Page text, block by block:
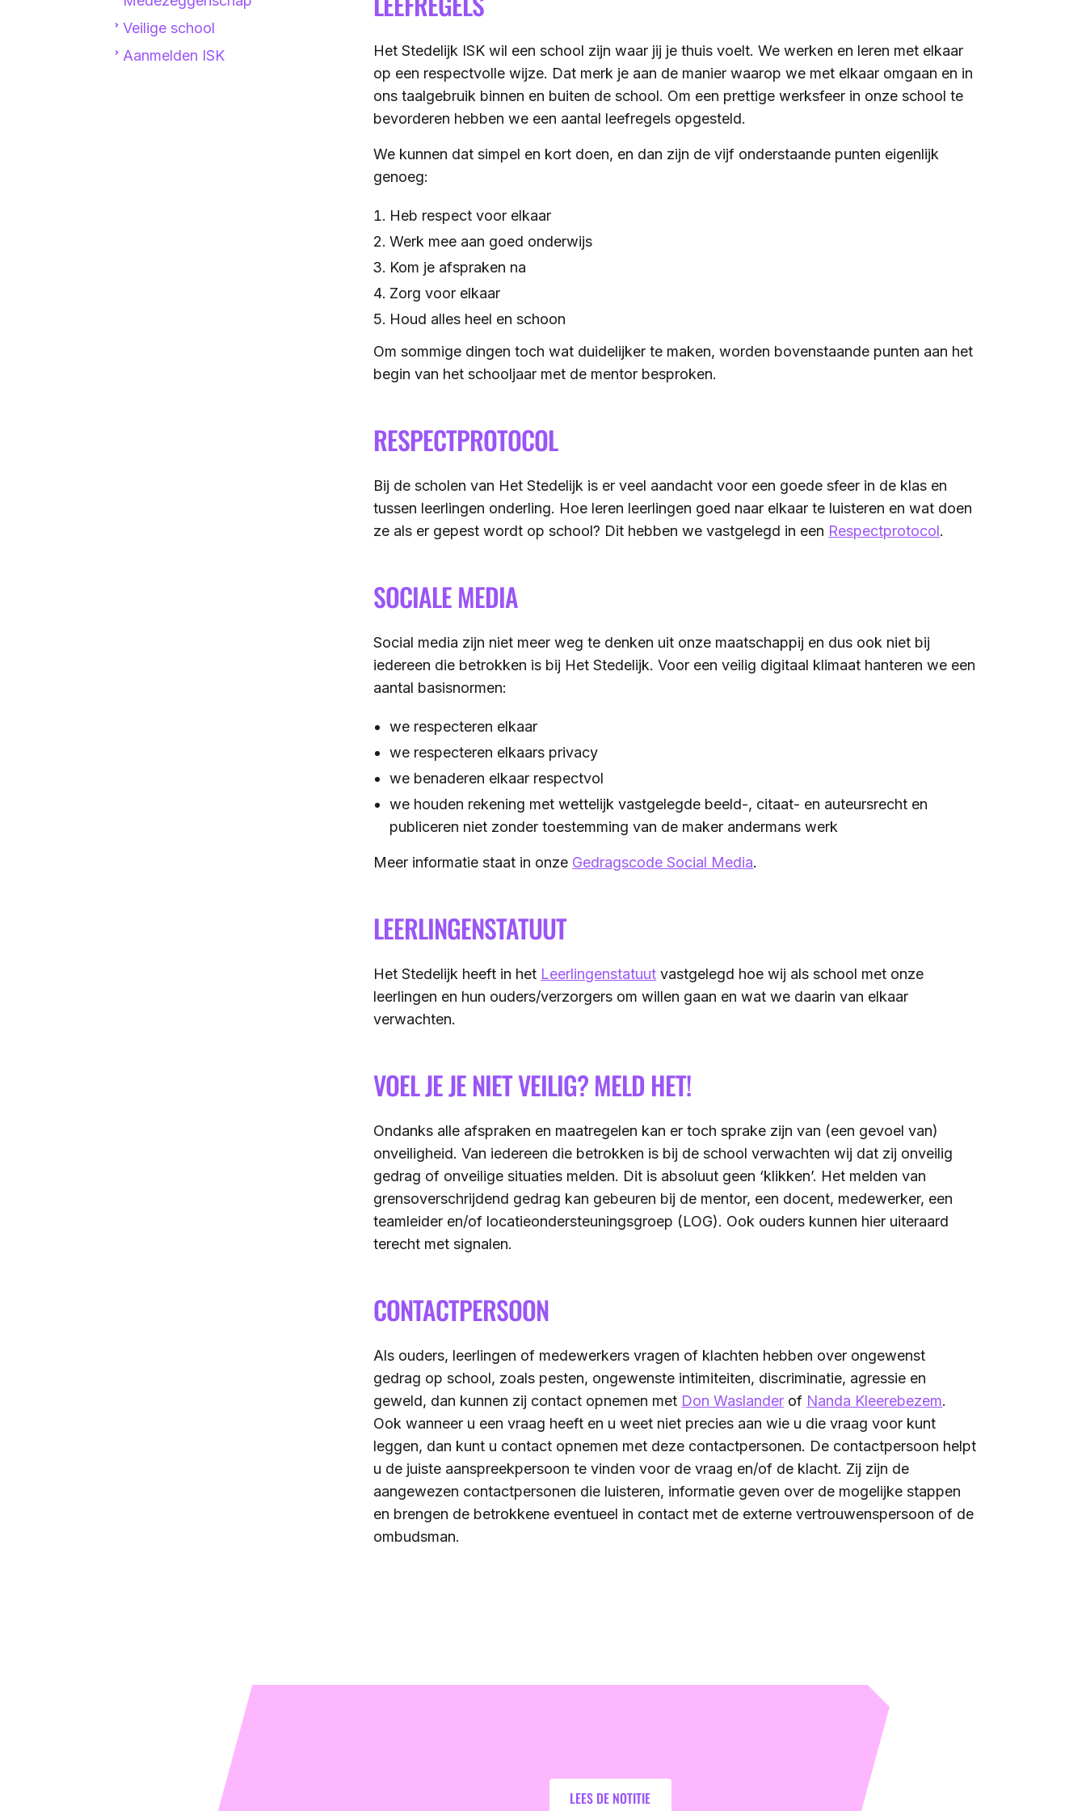
Ziekmelden/verlof aanvragen
Lessentabellen
Veilige school
Aanmelden ISK
Het Stedelijk ISK wil een school zijn waar jij je thuis voelt. We werken en leren met elkaar
op een respectvolle wijze. Dat merk je aan de manier waarop we met elkaar omgaan en in
ons taalgebruik binnen en buiten de school. Om een prettige werksfeer in onze school te
bevorderen hebben we een aantal leefregels opgesteld.
We kunnen dat simpel en kort doen, en dan zijn de vijf onderstaande punten eigenlijk
genoeg:
Heb respect voor elkaar
Werk mee aan goed onderwijs
Kom je afspraken na
Zorg voor elkaar
Houd alles heel en schoon
Om sommige dingen toch wat duidelijker te maken, worden bovenstaande punten aan het
begin van het schooljaar met de mentor besproken.
RESPECTPROTOCOL
Bij de scholen van Het Stedelijk is er veel aandacht voor een goede sfeer in de klas en
tussen leerlingen onderling. Hoe leren leerlingen goed naar elkaar te luisteren en wat doen
ze als er gepest wordt op school? Dit hebben we vastgelegd in een Respectprotocol.
SOCIALE MEDIA
Social media zijn niet meer weg te denken uit onze maatschappij en dus ook niet bij
iedereen die betrokken is bij Het Stedelijk. Voor een veilig digitaal klimaat hanteren we een
aantal basisnormen:
we respecteren elkaar
we respecteren elkaars privacy
we benaderen elkaar respectvol
we houden rekening met wettelijk vastgelegde beeld-, citaat- en auteursrecht en
publiceren niet zonder toestemming van de maker andermans werk
Meer informatie staat in onze Gedragscode Social Media.
LEERLINGENSTATUUT
Het Stedelijk heeft in het Leerlingenstatuut vastgelegd hoe wij als school met onze
leerlingen en hun ouders/verzorgers om willen gaan en wat we daarin van elkaar
verwachten.
VOEL JE JE NIET VEILIG? MELD HET!
Ondanks alle afspraken en maatregelen kan er toch sprake zijn van (een gevoel van)
onveiligheid. Van iedereen die betrokken is bij de school verwachten wij dat zij onveilig
gedrag of onveilige situaties melden. Dit is absoluut geen ‘klikken’. Het melden van
grensoverschrijdend gedrag kan gebeuren bij de mentor, een docent, medewerker, een
teamleider en/of locatieondersteuningsgroep (LOG). Ook ouders kunnen hier uiteraard
terecht met signalen.
CONTACTPERSOON
Als ouders, leerlingen of medewerkers vragen of klachten hebben over ongewenst
gedrag op school, zoals pesten, ongewenste intimiteiten, discriminatie, agressie en
geweld, dan kunnen zij contact opnemen met Don Waslander of Nanda Kleerebezem.
Ook wanneer u een vraag heeft en u weet niet precies aan wie u die vraag voor kunt
leggen, dan kunt u contact opnemen met deze contactpersonen. De contactpersoon helpt
u de juiste aanspreekpersoon te vinden voor de vraag en/of de klacht. Zij zijn de
aangewezen contactpersonen die luisteren, informatie geven over de mogelijke stappen
en brengen de betrokkene eventueel in contact met de externe vertrouwenspersoon of de
ombudsman.
LEES DE NOTITIE
Lees de notitie